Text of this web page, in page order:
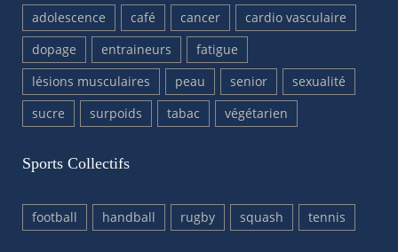
adolescence café cancer
cardio vasculaire
dopage
entraineurs
fatigue
lésions musculaires
peau senior
sexualité
sucre
surpoids tabac végétarien
Sports Collectifs
football handball rugby squash tennis